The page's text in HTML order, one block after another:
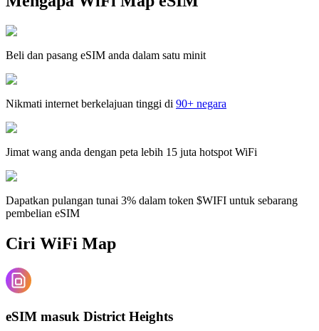
Beli dan pasang eSIM anda dalam satu minit
Nikmati internet berkelajuan tinggi di 90+ negara
Jimat wang anda dengan peta lebih 15 juta hotspot WiFi
Dapatkan pulangan tunai 3% dalam token $WIFI untuk sebarang
pembelian eSIM
Ciri WiFi Map
eSIM masuk District Heights